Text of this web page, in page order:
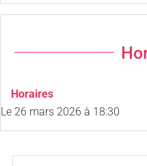
Horaires
Le 26 mars 2026 à 18:30